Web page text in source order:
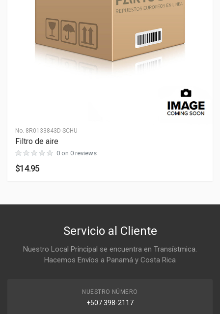
Dimensiones
0 cm
No. 8R0133843D-SCHU
Filtro de aire
0 on 0 reviews
$14.95
Servicio al Cliente
Nuestro Local Principal se encuentra en Transístmica.
Hacemos Envíos a Panamá y Costa Rica
NUESTRO NÚMERO
+507 398-2117